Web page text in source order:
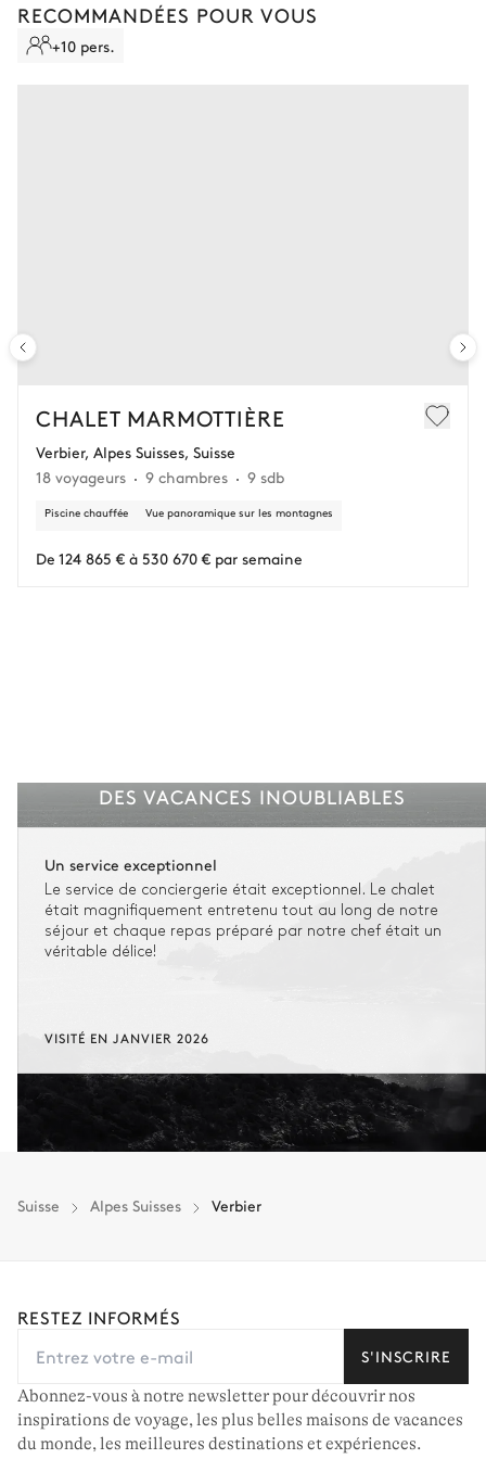
● Entre 83 jours et le jour du check-in : 100% du montant
RECOMMANDÉES POUR VOUS
+10 pers.
CHALET MARMOTTIÈRE
Verbier, Alpes Suisses, Suisse
18 voyageurs
9 chambres 9 sdb
Piscine chauffée Vue panoramique sur les montagnes
De 124 865 € à 530 670 € par semaine
DES VACANCES INOUBLIABLES
Un service exceptionnel
Le service de conciergerie était exceptionnel. Le chalet
était magnifiquement entretenu tout au long de notre
séjour et chaque repas préparé par notre chef était un
véritable délice!
VISITÉ EN JANVIER 2026
Suisse Alpes Suisses Verbier
RESTEZ INFORMÉS
S'INSCRIRE
Abonnez-vous à notre newsletter pour découvrir nos
inspirations de voyage, les plus belles maisons de vacances
du monde, les meilleures destinations et expériences.